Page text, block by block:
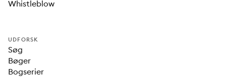
Whistleblow
UDFORSK
Søg
Bøger
Bogserier